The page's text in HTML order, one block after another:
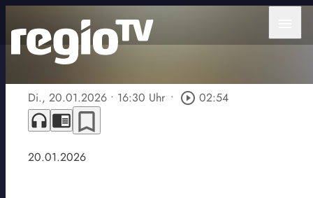
Di., 20.01.2026 • 16:30 Uhr • play_circle_outline 02:54
headphones chrome_reader_mode bookmark_border
20.01.2026